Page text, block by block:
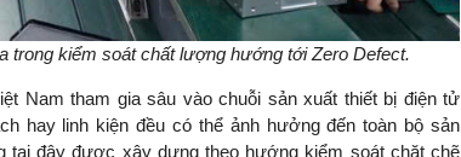
trong kiểm soát chất lượng hướng tới Zero Defect.
Nam tham gia sâu vào chuỗi sản xuất thiết bị điện tử
hay linh kiện đều có thể ảnh hưởng đến toàn bộ sản
tại đây được xây dựng theo hướng kiểm soát chặt chẽ